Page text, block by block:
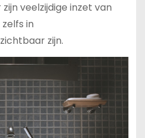
veelzijdige inzet van
in
zijn.